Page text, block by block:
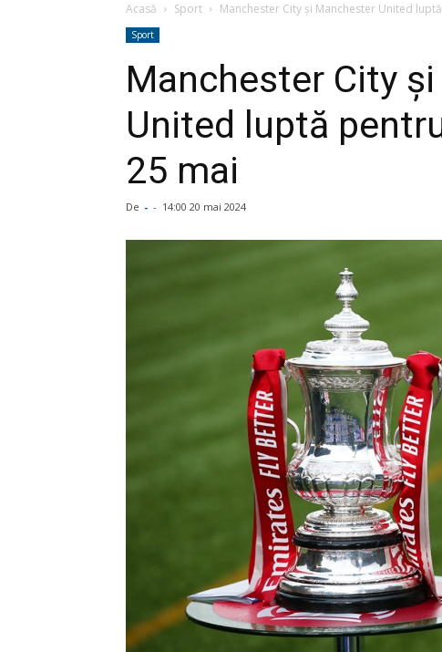
Acasă Sport Manchester City și Manchester United
Sport
Manchester City
United luptă
25 mai
De - - 14:00 20 mai 2024